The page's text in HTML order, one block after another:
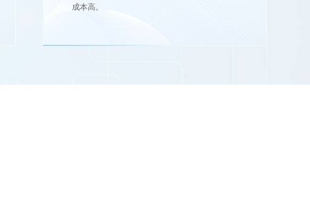
成本高。